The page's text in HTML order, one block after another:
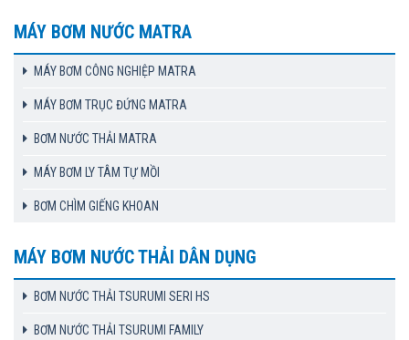
MÁY BƠM NƯỚC MATRA
MÁY BƠM CÔNG NGHIỆP MATRA
MÁY BƠM TRỤC ĐỨNG MATRA
BƠM NƯỚC THẢI MATRA
MÁY BƠM LY TÂM TỰ MỒI
BƠM CHÌM GIẾNG KHOAN
MÁY BƠM NƯỚC THẢI DÂN DỤNG
BƠM NƯỚC THẢI TSURUMI SERI HS
BƠM NƯỚC THẢI TSURUMI FAMILY